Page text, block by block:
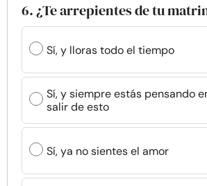
6. ¿Te arrepientes de tu
Sí, y lloras todo el tiempo
Sí, y siempre estás pensando
salir de esto
Sí, ya no sientes el amor